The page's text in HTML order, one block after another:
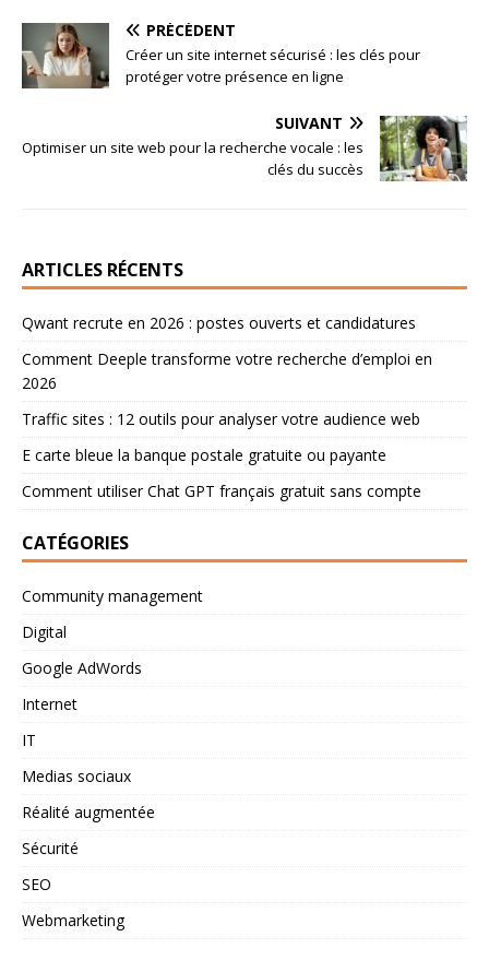
PRÉCÉDENT
Créer un site internet sécurisé : les clés pour
protéger votre présence en ligne
SUIVANT
Optimiser un site web pour la recherche vocale : les
clés du succès
ARTICLES RÉCENTS
Qwant recrute en 2026 : postes ouverts et candidatures
Comment Deeple transforme votre recherche d’emploi en
2026
Traffic sites : 12 outils pour analyser votre audience web
E carte bleue la banque postale gratuite ou payante
Comment utiliser Chat GPT français gratuit sans compte
CATÉGORIES
Community management
Digital
Google AdWords
Internet
IT
Medias sociaux
Réalité augmentée
Sécurité
SEO
Webmarketing